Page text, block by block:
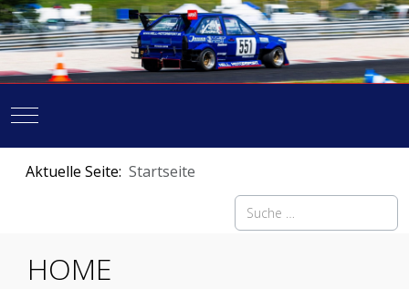
Mobile Menu Toggle
Aktuelle Seite: Startseite
Suchen
HOME